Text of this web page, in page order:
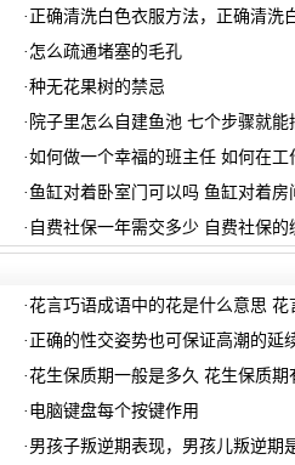
· 正确清洗白色衣服方法，正确清洗
· 怎么疏通堵塞的毛孔
·种无花果树的禁忌
· 院子里怎么自建鱼池 七个步骤就能
·如何做一个幸福的班主任 如何在工
· 鱼缸对着卧室门可以吗 鱼缸对着房
· 自费社保一年需交多少 自费社保的
·花言巧语成语中的花是什么意思 花
· 正确的性交姿势也可保证高潮的延
·花生保质期一般是多久 花生保质期
· 电脑键盘每个按键作用
· 男孩子叛逆期表现，男孩儿叛逆期